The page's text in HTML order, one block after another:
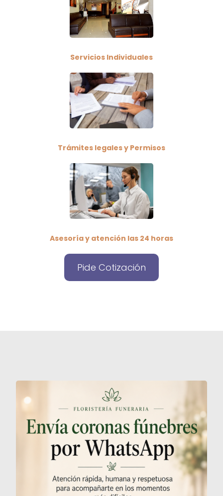
Servicios Individuales
Trámites legales y Permisos
Asesoría y atención las 24 horas
Pide Cotización